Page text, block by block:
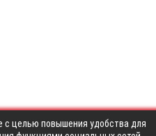
с целью повышения удобства для